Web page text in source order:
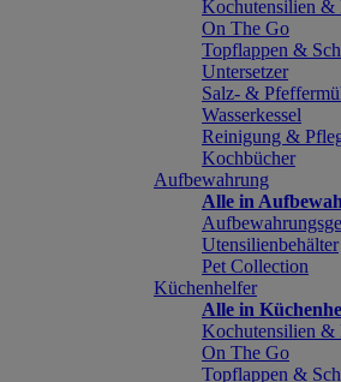
Kochutensilien &
On The Go
Topflappen &
Untersetzer
Salz- &
Wasserkessel
Reinigung &
Kochbücher
Aufbewahrung
Alle in
Utensilienbehälter
Pet Collection
Küchenhelfer
Alle in
Kochutensilien &
On The Go
Topflappen &